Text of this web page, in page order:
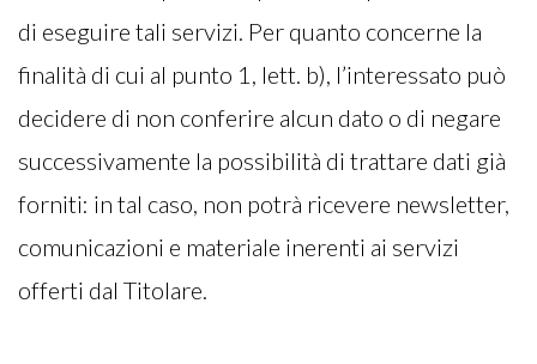
di eseguire tali servizi. Per quanto concerne la
finalità di cui al punto 1, lett. b), l’interessato può
decidere di non conferire alcun dato o di negare
successivamente la possibilità di trattare dati già
forniti: in tal caso, non potrà ricevere newsletter,
comunicazioni e materiale inerenti ai servizi
offerti dal Titolare.